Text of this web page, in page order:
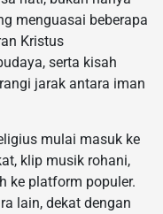
menguasai beberapa
Kristus
serta kisah
jarak antara iman
mulai masuk ke
klip musik rohani,
ke platform populer.
lain, dekat dengan